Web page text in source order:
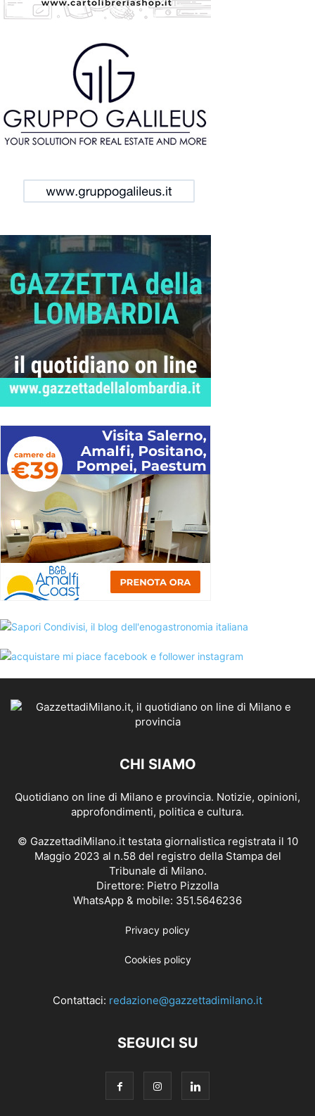
CHI SIAMO
Quotidiano on line di Milano e provincia. Notizie, opinioni,
approfondimenti, politica e cultura.
© GazzettadiMilano.it testata giornalistica registrata il 10
Maggio 2023 al n.58 del registro della Stampa del
Tribunale di Milano.
Direttore: Pietro Pizzolla
WhatsApp & mobile: 351.5646236
Privacy policy
Cookies policy
Contattaci: redazione@gazzettadimilano.it
SEGUICI SU